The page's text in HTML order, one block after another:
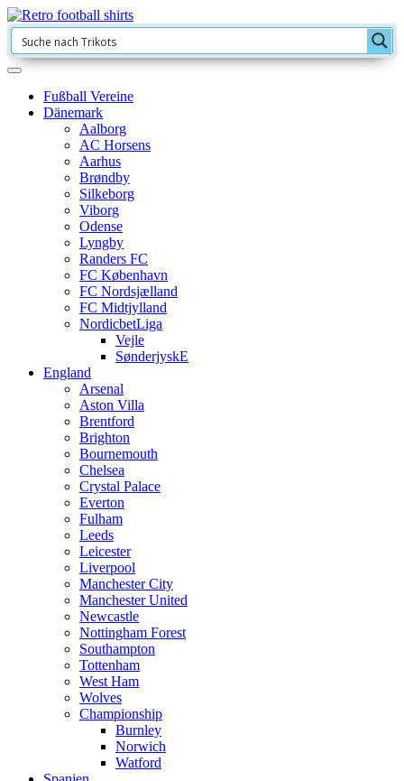
Fußball Vereine
Dänemark
Aalborg
AC Horsens
Aarhus
Brøndby
Silkeborg
Viborg
Odense
Lyngby
Randers FC
FC København
FC Nordsjælland
FC Midtjylland
NordicbetLiga
Vejle
SønderjyskE
England
Arsenal
Aston Villa
Brentford
Brighton
Bournemouth
Chelsea
Crystal Palace
Everton
Fulham
Leeds
Leicester
Liverpool
Manchester City
Manchester United
Newcastle
Nottingham Forest
Southampton
Tottenham
West Ham
Wolves
Championship
Burnley
Norwich
Watford